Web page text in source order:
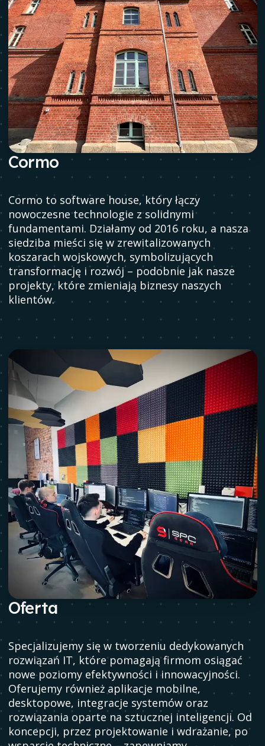
Cormo
Cormo to software house, który łączy
nowoczesne technologie z solidnymi
fundamentami. Działamy od 2016 roku, a nasza
siedziba mieści się w zrewitalizowanych
koszarach wojskowych, symbolizujących
transformację i rozwój – podobnie jak nasze
projekty, które zmieniają biznesy naszych
klientów.
Oferta
Specjalizujemy się w tworzeniu dedykowanych
rozwiązań IT, które pomagają firmom osiągać
nowe poziomy efektywności i innowacyjności.
Oferujemy również aplikacje mobilne,
desktopowe, integracje systemów oraz
rozwiązania oparte na sztucznej inteligencji. Od
koncepcji, przez projektowanie i wdrażanie, po